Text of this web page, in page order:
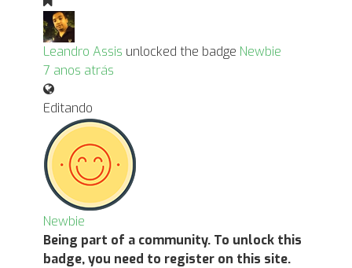
Leandro Assis unlocked the badge Newbie
7 anos atrás
Editando
Newbie
Being part of a community. To unlock this
badge, you need to register on this site.